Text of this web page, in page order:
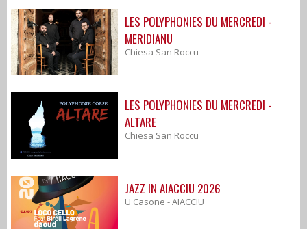
LES POLYPHONIES DU MERCREDI -
MERIDIANU
Chiesa San Roccu
LES POLYPHONIES DU MERCREDI -
ALTARE
Chiesa San Roccu
JAZZ IN AIACCIU 2026
U Casone - AIACCIU